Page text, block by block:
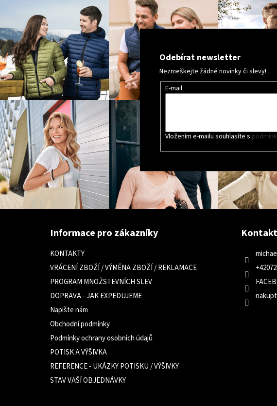
Odebírat newsletter
Nezmeškejte žádné novinky či slevy!
E-mail
Vložením e-mailu souhlasíte s
Z
Informace pro zákazníky
KONTAKTY
VRÁCENÍ ZBOŽÍ / VÝMĚNA ZBOŽÍ / REKLAMACE
PROGRAM MNOŽSTEVNÍCH SLEV
DOPRAVA - JAK EXPEDUJEME
Napište nám
Obchodní podmínky
Podmínky ochrany osobních údajů
POTISK A VÝŠIVKA
REFERENCE - UKÁZKY POTISKU / VÝŠIVKY
STAV VAŠÍ OBJEDNÁVKY
Kontakt